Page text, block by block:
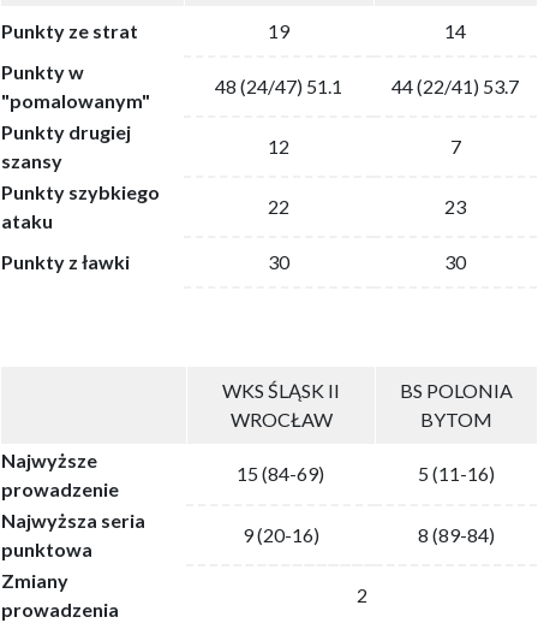
Punkty ze strat 19
14
Punkty w
"pomalowanym"
48 (24/47) 51.1
44 (22/41) 53.7
Punkty drugiej
szansy
12
7
Punkty szybkiego
ataku
22 23
Punkty z ławki 30 30
WKS ŚLĄSK II
WROCŁAW
BS POLONIA
BYTOM
Najwyższe
prowadzenie
15 (84-69) 5 (11-16)
Najwyższa seria
punktowa
9 (20-16)
8 (89-84)
Zmiany
prowadzenia
2